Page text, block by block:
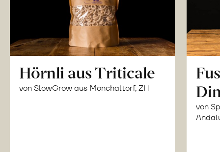
Hörnli aus Triticale
von SlowGrow aus Mönchaltorf, ZH
von